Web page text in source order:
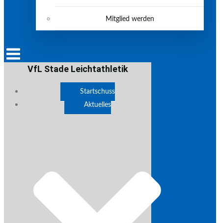
Mitglied werden
VfL Stade Leichtathletik
Startschuss
Aktuelles